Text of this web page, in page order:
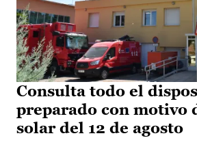
Consulta todo el
preparado con motivo
solar del 12 de agosto